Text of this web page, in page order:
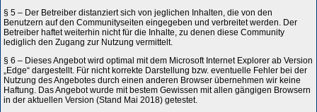
§ 5 – Der Betreiber distanziert sich von jeglichen Inhalten, die von den
Benutzern auf den Communityseiten eingegeben und verbreitet werden. Der
Betreiber haftet weiterhin nicht für die Inhalte, zu denen diese Community
lediglich den Zugang zur Nutzung vermittelt.
§ 6 – Dieses Angebot wird optimal mit dem Microsoft Internet Explorer ab Version
„Edge“ dargestellt. Für nicht korrekte Darstellung bzw. eventuelle Fehler bei der
Nutzung des Angebotes durch einen anderen Browser übernehmen wir keine
Haftung. Das Angebot wurde mit bestem Gewissen mit allen gängigen Browsern
in der aktuellen Version (Stand Mai 2018) getestet.